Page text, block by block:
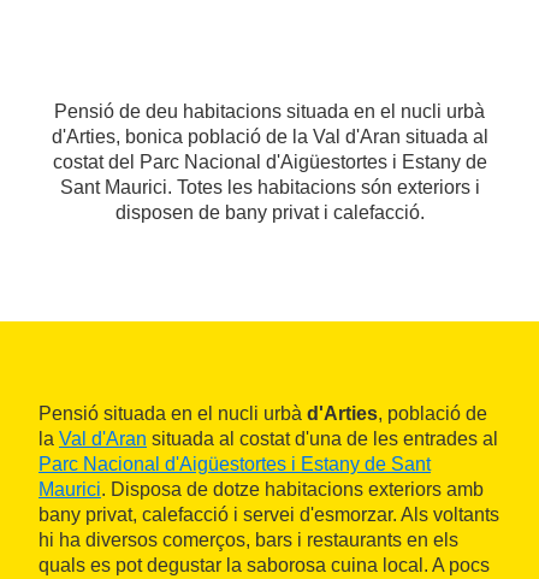
Pensió de deu habitacions situada en el nucli urbà
d'Arties, bonica població de la Val d'Aran situada al
costat del Parc Nacional d'Aigüestortes i Estany de
Sant Maurici. Totes les habitacions són exteriors i
disposen de bany privat i calefacció.
Pensió situada en el nucli urbà d'Arties, població de
la Val d'Aran situada al costat d'una de les entrades al
Parc Nacional d'Aigüestortes i Estany de Sant
Maurici. Disposa de dotze habitacions exteriors amb
bany privat, calefacció i servei d'esmorzar. Als voltants
hi ha diversos comerços, bars i restaurants en els
quals es pot degustar la saborosa cuina local. A pocs